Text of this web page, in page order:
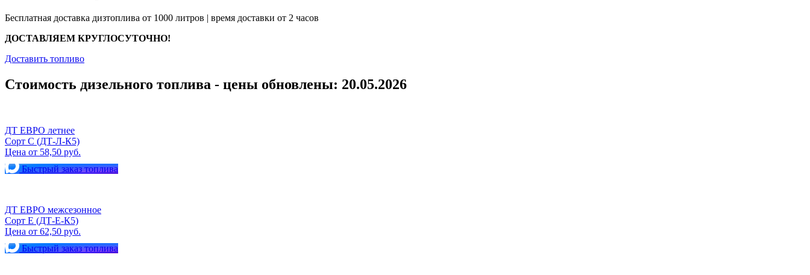
Бесплатная доставка дизтоплива от 1000 литров | время доставки от 2 часов
ДОСТАВЛЯЕМ КРУГЛОСУТОЧНО!
Доставить топливо
Стоимость дизельного топлива - цены обновлены: 20.05.2026
ДТ ЕВРО летнее
Сорт С (ДТ-Л-К5)
Цена от 58,50 руб.
Быстрый заказ топлива
ДТ ЕВРО межсезонное
Сорт Е (ДТ-Е-К5)
Цена от 62,50 руб.
Быстрый заказ топлива